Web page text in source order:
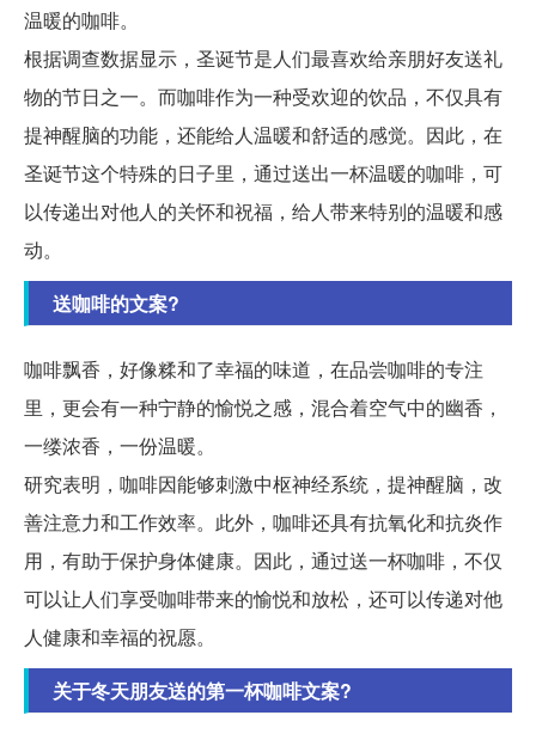
温暖的咖啡。
根据调查数据显示，圣诞节是人们最喜欢给亲朋好友送礼
物的节日之一。而咖啡作为一种受欢迎的饮品，不仅具有
提神醒脑的功能，还能给人温暖和舒适的感觉。因此，在
圣诞节这个特殊的日子里，通过送出一杯温暖的咖啡，可
以传递出对他人的关怀和祝福，给人带来特别的温暖和感
动。
送咖啡的文案?
咖啡飘香，好像糅和了幸福的味道，在品尝咖啡的专注
里，更会有一种宁静的愉悦之感，混合着空气中的幽香，
一缕浓香，一份温暖。
研究表明，咖啡因能够刺激中枢神经系统，提神醒脑，改
善注意力和工作效率。此外，咖啡还具有抗氧化和抗炎作
用，有助于保护身体健康。因此，通过送一杯咖啡，不仅
可以让人们享受咖啡带来的愉悦和放松，还可以传递对他
人健康和幸福的祝愿。
关于冬天朋友送的第一杯咖啡文案?